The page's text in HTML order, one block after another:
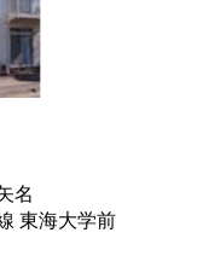
名
東海大学前